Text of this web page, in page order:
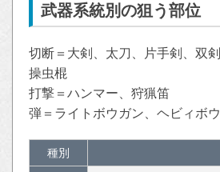
武器系統別の狙う部位
切断＝大剣、太刀、片手剣、双
操虫棍
打撃＝ハンマー、狩猟笛
弾＝ライトボウガン、ヘビィボ
種別